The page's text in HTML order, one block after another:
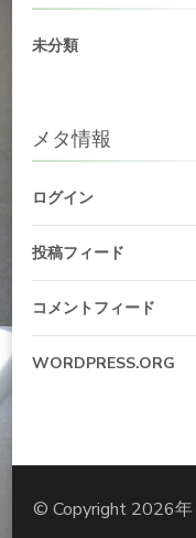
未分類
メタ情報
ログイン
投稿フィード
コメントフィード
WORDPRESS.ORG
© Copyright 2026年